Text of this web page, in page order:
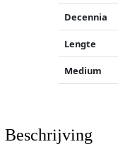
Decennia
Lengte
Medium
Beschrijving